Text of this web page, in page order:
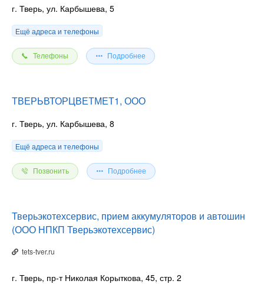
г. Тверь, ул. Карбышева, 5
Ещё адреса и телефоны
Телефоны Подробнее
ТВЕРЬВТОРЦВЕТМЕТ1, ООО
г. Тверь, ул. Карбышева, 8
Ещё адреса и телефоны
Позвонить Подробнее
Тверьэкотехсервис, прием аккумуляторов и автошин
(ООО НПКП Тверьэкотехсервис)
tets-tver.ru
г. Тверь, пр-т Николая Корыткова, 45, стр. 2